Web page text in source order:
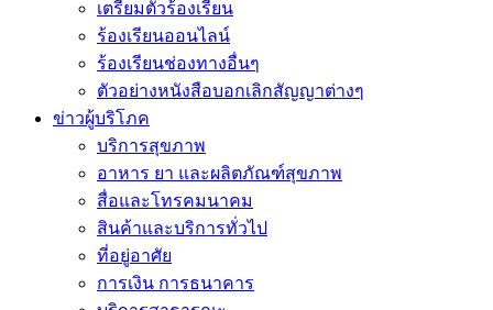
เตรียมตัวร้องเรียน
ร้องเรียนออนไลน์
ร้องเรียนช่องทางอื่นๆ
ตัวอย่างหนังสือบอกเลิกสัญญาต่างๆ
ข่าวผู้บริโภค
บริการสุขภาพ
อาหาร ยา และผลิตภัณฑ์สุขภาพ
สื่อและโทรคมนาคม
สินค้าและบริการทั่วไป
ที่อยู่อาศัย
การเงิน การธนาคาร